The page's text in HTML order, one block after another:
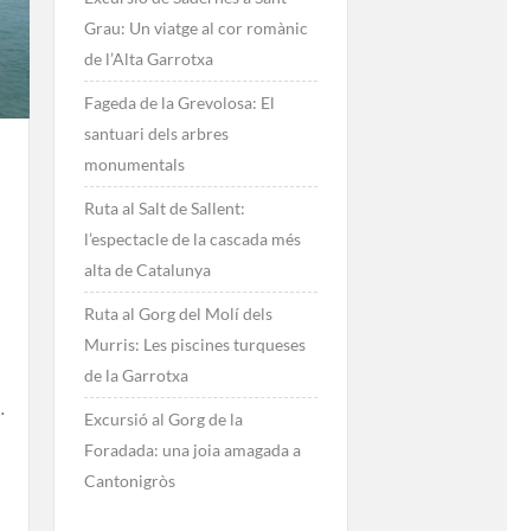
Grau: Un viatge al cor romànic
de l’Alta Garrotxa
Fageda de la Grevolosa: El
santuari dels arbres
monumentals
Ruta al Salt de Sallent:
l’espectacle de la cascada més
alta de Catalunya
Ruta al Gorg del Molí dels
Murris: Les piscines turqueses
de la Garrotxa
Excursió al Gorg de la
Foradada: una joia amagada a
Cantonigròs